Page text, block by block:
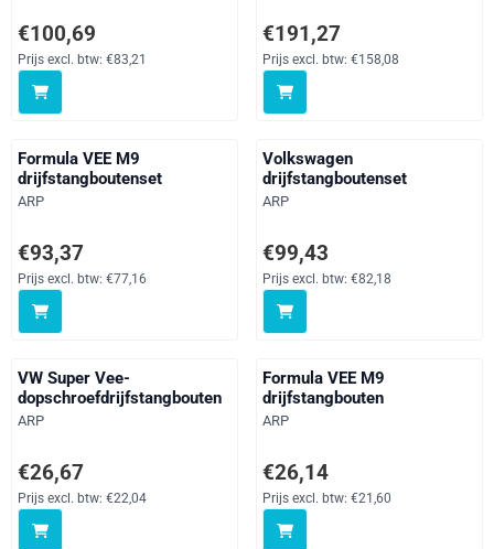
Prijs: 100,69, exclusief btw: 83,21
€100,69
Prijs excl. btw: €83,21
Prijs: 191,27, exclusief btw:
€191,27
Prijs excl. btw: €158,08
Formula VEE M9
drijfstangboutenset
Merk:
ARP
Prijs: 93,37, exclusief btw: 77,16
€93,37
Prijs excl. btw: €77,16
Volkswagen
drijfstangboutenset
Merk:
ARP
Prijs: 99,43, exclusief btw: 82,18
€99,43
Prijs excl. btw: €82,18
VW Super Vee-
dopschroefdrijfstangbouten
Merk:
ARP
Prijs: 26,67, exclusief btw: 22,04
€26,67
Prijs excl. btw: €22,04
Formula VEE M9
drijfstangbouten
Merk:
ARP
Prijs: 26,14, exclusief btw: 21,60
€26,14
Prijs excl. btw: €21,60